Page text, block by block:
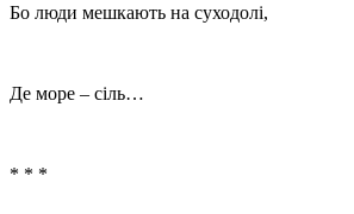
Бо люди мешкають на суходолі,
Де море – сіль…
* * *